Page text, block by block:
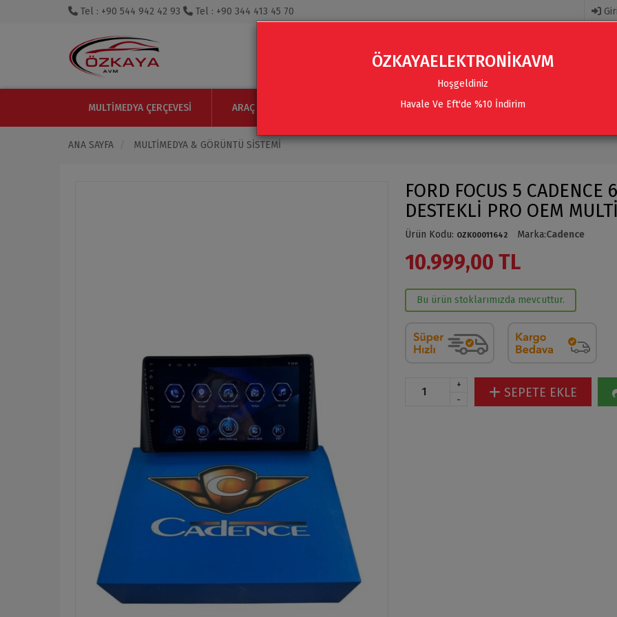
Tel : +90 544 942 42 93 Tel : +90 344 413 45 70
MULTIMEDYA ÇERÇEVESI ARAÇ IÇI MONITOR AKSESUARLAR SES SISTEMLERI & AKSESUARLAR
ANA SAYFA MULTIMEDYA & GÖRÜNTÜ SISTEMI
FORD FOCUS 5
DESTEKLİ PRO OEM
Ürün Kodu: OZK00011642 Marka:Cadence
10.999,00 TL
Bu ürün stoklarımızda mevcuttur.
+
-
SEPETE EKLE
ÖZKAYAELEKTRONİKAVM
Hoşgeldiniz
Havale Ve Eft'de %10 İndirim